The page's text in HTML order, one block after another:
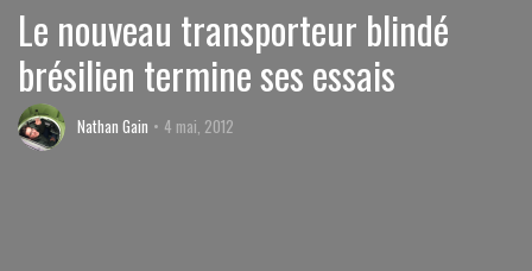
Le nouveau transporteur blindé
brésilien termine ses essais
Nathan Gain 4 mai, 2012